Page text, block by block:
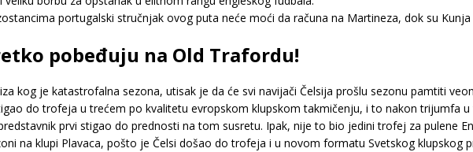
portugalski stručnjak ovog puta neće moći da računa na Martineza, dok su
pobeđuju na Old Trafordu!
kog je katastrofalna sezona, utisak je da će svi navijači Čelsija prošlu sezonu pamtiti
do trofeja u trećem po kvalitetu evropskom klupskom takmičenju, i to nakon trijumfa
prvi stigao do prednosti na tom susretu. Ipak, nije to bio jedini trofej za pulene
na klupi Plavaca, pošto je Čelsi došao do trofeja i u novom formatu Svetskog klupskog